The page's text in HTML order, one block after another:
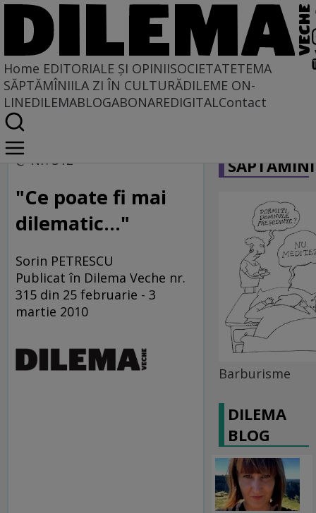
Home EDITORIALE ȘI OPINIISOCIETATETEMA
SĂPTĂMÎNIILA ZI ÎN CULTURĂDILEME ON-
LINEDILEMABLOGABONAREDIGITALContact
Home
Dilematici de pretutindeni, vă ascultăm
@ Nr. 312
"Ce poate fi mai
dilematic..."
Sorin PETRESCU
Publicat în Dilema Veche nr.
315 din 25 februarie - 3
martie 2010
Barburisme
DILEMA
BLOG